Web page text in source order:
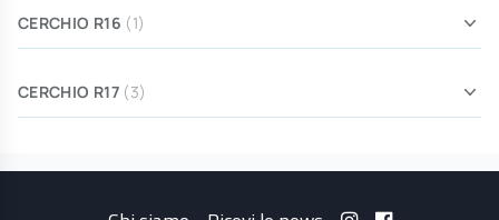
CERCHIO R16 (1)
CERCHIO R17 (3)